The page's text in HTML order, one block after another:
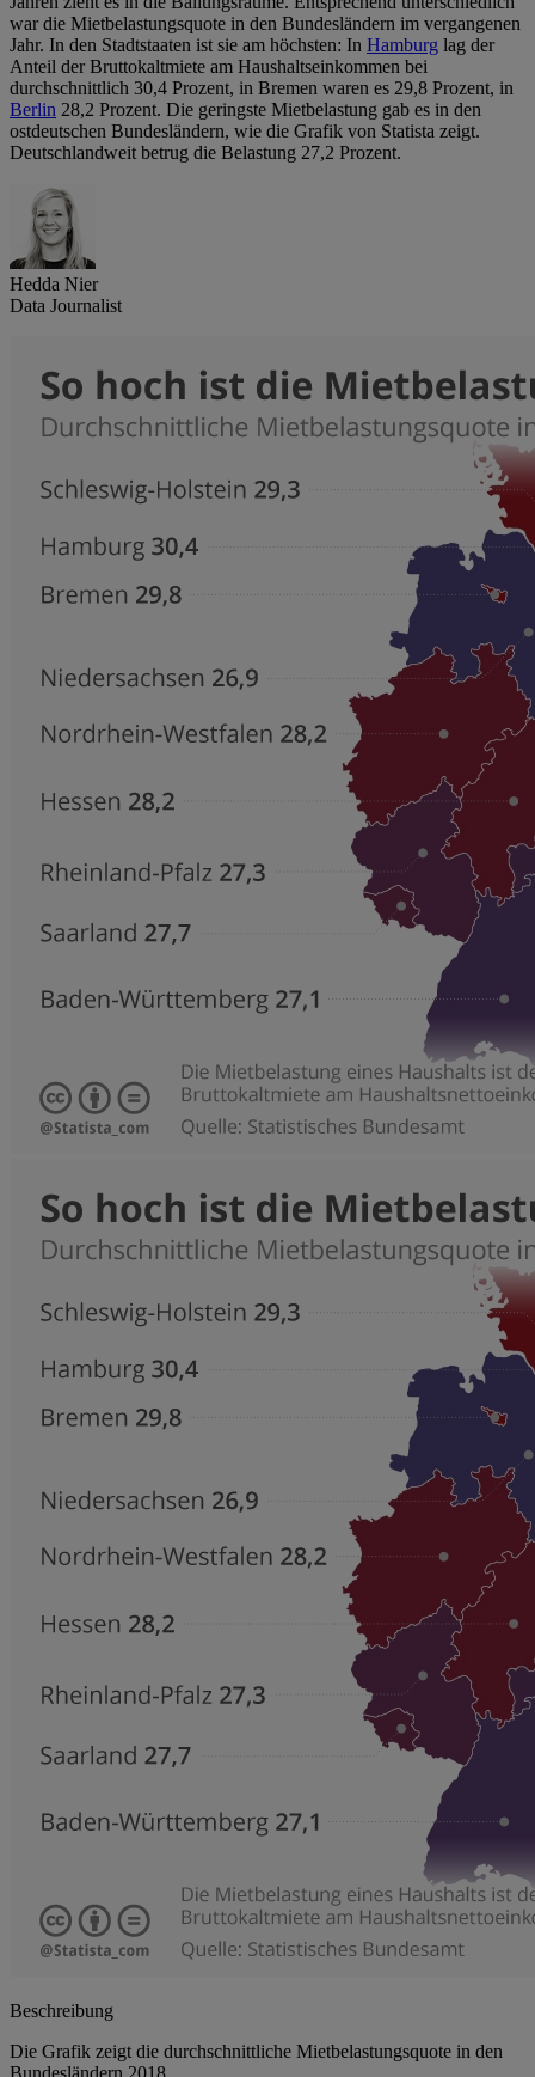
war die Mietbelastungsquote in den Bundesländern im vergangenen
Jahr. In den Stadtstaaten ist sie am höchsten: In Hamburg lag der
Anteil der Bruttokaltmiete am Haushaltseinkommen bei
durchschnittlich 30,4 Prozent, in Bremen waren es 29,8 Prozent, in
Berlin 28,2 Prozent. Die geringste Mietbelastung gab es in den
ostdeutschen Bundesländern, wie die Grafik von Statista zeigt.
Deutschlandweit betrug die Belastung 27,2 Prozent.
Hedda Nier
Data Journalist
Beschreibung
Die Grafik zeigt die durchschnittliche Mietbelastungsquote in den